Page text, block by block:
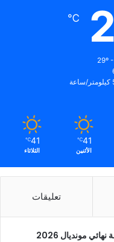
℃
41
℃
الأثنين
41
℃
الثلاثاء
تعليقات
مونديال 2026